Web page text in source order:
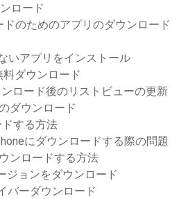
ロード
のためのアプリのダウンロード
いアプリをインストール
ダウンロード
ロード後のリストビューの更新
ダウンロード
する方法
にダウンロードする際の問題
ンロードする方法
ジョンをダウンロード
バーダウンロード